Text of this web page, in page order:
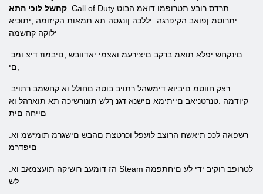
קחשל לוכי התא .Call of Duty תרדס רובע תטרופמו דואמ הבוט
יתרוסמ ןפואב הקיפרגה .יללכה ןונגסה תא תמאות הקיזומה ,יתוכיא
ילוקה קחשמה
,םי
קיודמה .טנרטניאב םייתימא םישנא דגנ ךלש תונורשיכה תא תוארהל וא
םייחה םית
םיפדרמ
לש